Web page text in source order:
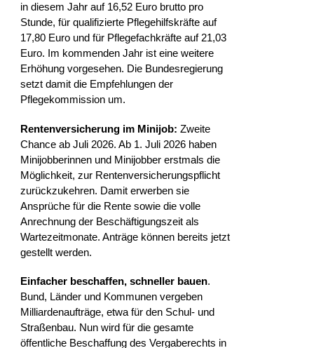
in diesem Jahr auf 16,52 Euro brutto pro
Stunde, für qualifizierte Pflegehilfskräfte auf
17,80 Euro und für Pflegefachkräfte auf 21,03
Euro. Im kommenden Jahr ist eine weitere
Erhöhung vorgesehen. Die Bundesregierung
setzt damit die Empfehlungen der
Pflegekommission um.
Rentenversicherung im Minijob: Zweite
Chance ab Juli 2026. Ab 1. Juli 2026 haben
Minijobberinnen und Minijobber erstmals die
Möglichkeit, zur Rentenversicherungspflicht
zurückzukehren. Damit erwerben sie
Ansprüche für die Rente sowie die volle
Anrechnung der Beschäftigungszeit als
Wartezeitmonate. Anträge können bereits jetzt
gestellt werden.
Einfacher beschaffen, schneller bauen.
Bund, Länder und Kommunen vergeben
Milliardenaufträge, etwa für den Schul- und
Straßenbau. Nun wird für die gesamte
öffentliche Beschaffung des Vergaberechts in